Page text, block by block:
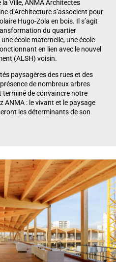
Ville, ANMA Architectes
d’Architecture s’associent pour
Hugo-Zola en bois. Il s’agit
du quartier
école maternelle, une école
en lien avec le nouvel
(ALSH) voisin.
paysagères des rues et des
de nombreux arbres
terminé de convaincre notre
ANMA : le vivant et le paysage
les déterminants de son